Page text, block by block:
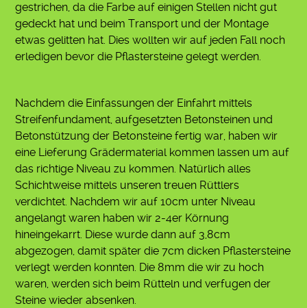
gestrichen, da die Farbe auf einigen Stellen nicht gut
gedeckt hat und beim Transport und der Montage
etwas gelitten hat. Dies wollten wir auf jeden Fall noch
erledigen bevor die Pflastersteine gelegt werden.
Nachdem die Einfassungen der Einfahrt mittels
Streifenfundament, aufgesetzten Betonsteinen und
Betonstützung der Betonsteine fertig war, haben wir
eine Lieferung Grädermaterial kommen lassen um auf
das richtige Niveau zu kommen. Natürlich alles
Schichtweise mittels unseren treuen Rüttlers
verdichtet. Nachdem wir auf 10cm unter Niveau
angelangt waren haben wir 2-4er Körnung
hineingekarrt. Diese wurde dann auf 3,8cm
abgezogen, damit später die 7cm dicken Pflastersteine
verlegt werden konnten. Die 8mm die wir zu hoch
waren, werden sich beim Rütteln und verfugen der
Steine wieder absenken.